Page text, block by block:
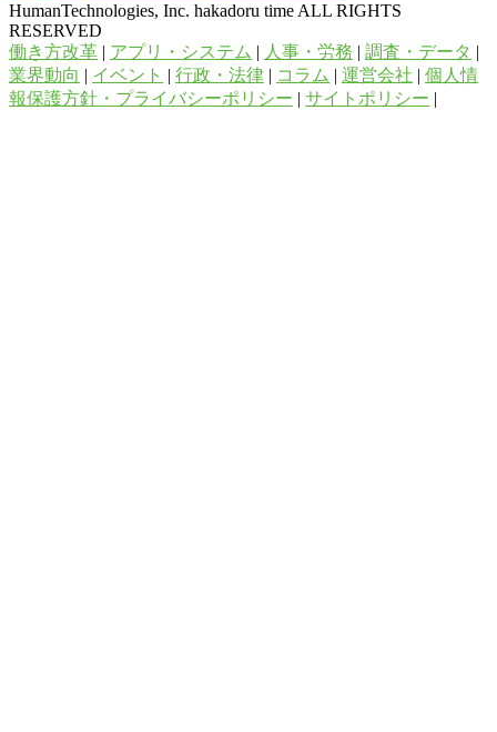
HumanTechnologies, Inc. hakadoru time ALL RIGHTS
RESERVED
働き方改革 | アプリ・システム | 人事・労務 | 調査・データ |
業界動向 | イベント | 行政・法律 | コラム | 運営会社 | 個人情
報保護方針・プライバシーポリシー | サイトポリシー |